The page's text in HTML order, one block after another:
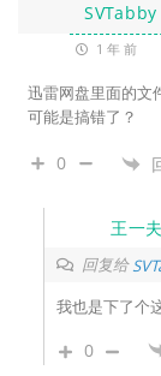
SVTabby
1 年 前
迅雷网盘里面的文
可能是搞错了？
0
王一夫
回复给
我也是下了个
0